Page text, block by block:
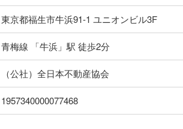
東京都福生市牛浜91-1 ユニオンビル3F
青梅線 「牛浜」駅 徒歩2分
（公社）全日本不動産協会
1957340000077468